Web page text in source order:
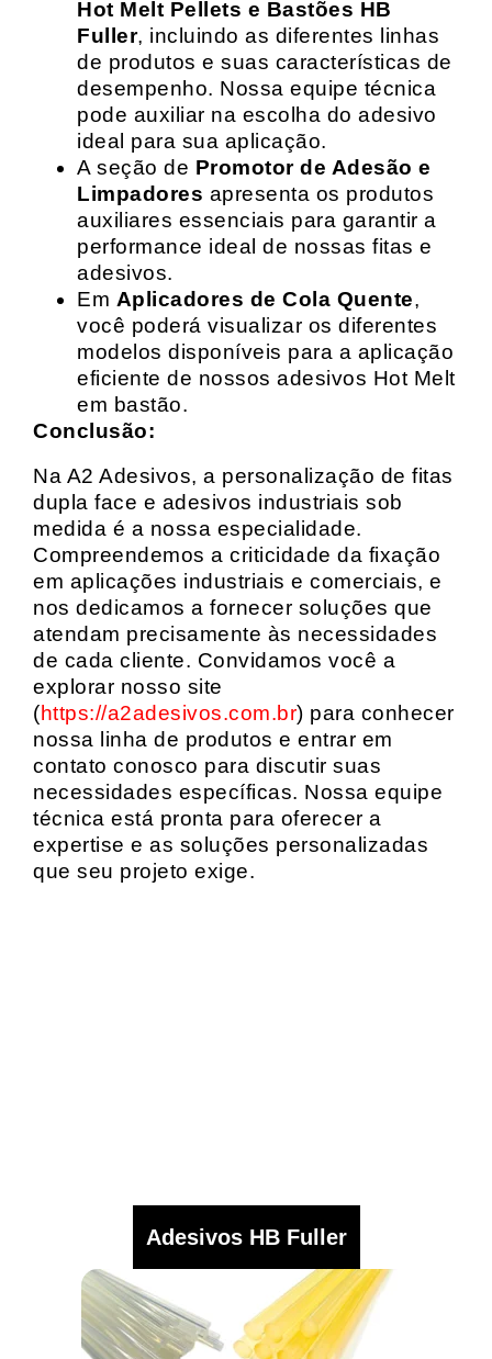
Hot Melt Pellets e Bastões HB
Fuller, incluindo as diferentes linhas
de produtos e suas características de
desempenho. Nossa equipe técnica
pode auxiliar na escolha do adesivo
ideal para sua aplicação.
A seção de Promotor de Adesão e
Limpadores apresenta os produtos
auxiliares essenciais para garantir a
performance ideal de nossas fitas e
adesivos.
Em Aplicadores de Cola Quente,
você poderá visualizar os diferentes
modelos disponíveis para a aplicação
eficiente de nossos adesivos Hot Melt
em bastão.
Conclusão:
Na A2 Adesivos, a personalização de fitas
dupla face e adesivos industriais sob
medida é a nossa especialidade.
Compreendemos a criticidade da fixação
em aplicações industriais e comerciais, e
nos dedicamos a fornecer soluções que
atendam precisamente às necessidades
de cada cliente. Convidamos você a
explorar nosso site
(https://a2adesivos.com.br) para conhecer
nossa linha de produtos e entrar em
contato conosco para discutir suas
necessidades específicas. Nossa equipe
técnica está pronta para oferecer a
expertise e as soluções personalizadas
que seu projeto exige.
Adesivos HB Fuller